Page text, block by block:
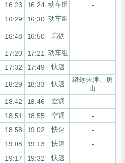
16:23 16:24 动车组
-
16:29 16:30 动车组 -
16:48 16:50 高铁 -
17:20 17:21 动车组
-
17:32 17:49 快速 -
18:29 18:33 快速
绕远天津、唐
山
18:42 18:46 空调
-
18:51 18:55 空调
-
18:58 19:02 快速
-
19:08 19:13 快速
-
19:17 19:32 快速
-